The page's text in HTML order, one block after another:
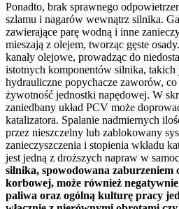
Ponadto, brak sprawnego
szlamu i nagarów wewnątrz silnika.
zawierające parę wodną i inne
mieszają z olejem, tworząc gęste
kanały olejowe, prowadząc do
istotnych komponentów silnika,
hydrauliczne popychacze zaworów,
żywotność jednostki napędowej. W
zaniedbany układ PCV może
katalizatora. Spalanie nadmiernych
przez nieszczelny lub zablokowany
zanieczyszczenia i stopienia wkładu
jest jedną z droższych napraw w
silnika, spowodowana zaburzeniem
korbowej, może również
paliwa oraz ogólną kulturę pracy